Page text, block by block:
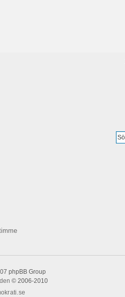
phpBB Group
© 2006-2010